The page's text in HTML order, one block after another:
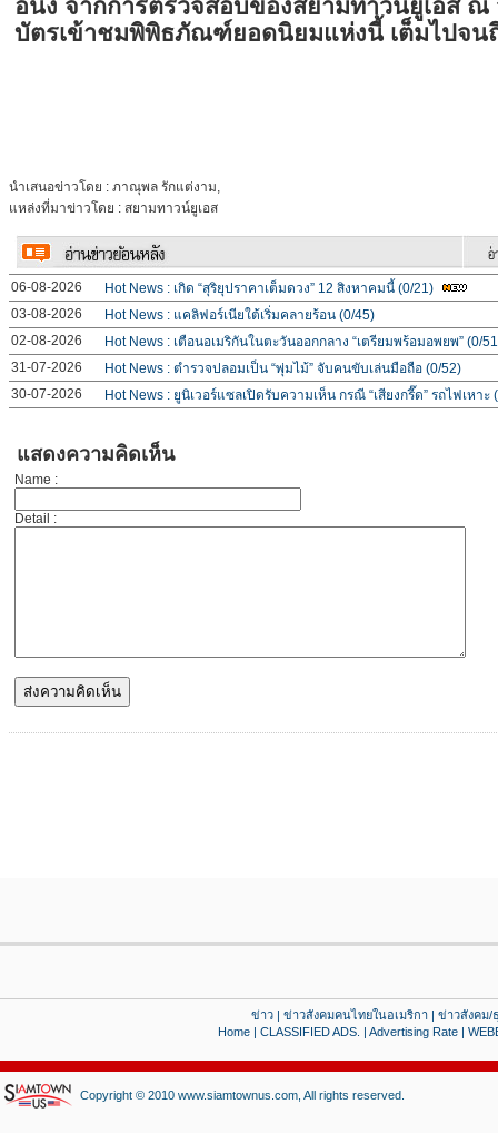
อนึ่ง จากการตรวจสอบของสยามทาวน์ยูเอส
บัตรเข้าชมพิพิธภัณฑ์ยอดนิยมแห่งนี้ เต็มไปจน
นำเสนอข่าวโดย : ภาณุพล รักแต่งาม,
แหล่งที่มาข่าวโดย : สยามทาวน์ยูเอส
06-08-2026
Hot News : เกิด “สุริยุปราคาเต็มดวง” 12 สิงหาคมนี้ (0/21)
03-08-2026
Hot News : แคลิฟอร์เนียใต้เริ่มคลายร้อน (0/45)
02-08-2026
Hot News : เตือนอเมริกันในตะวันออกกลาง “เตรียมพร้อมอพยพ” (0/
31-07-2026
Hot News : ตำรวจปลอมเป็น “พุ่มไม้” จับคนขับเล่นมือถือ (0/52)
30-07-2026
Hot News : ยูนิเวอร์แซลเปิดรับความเห็น กรณี “เสียงกรี๊ด” รถไฟเหาะ
แสดงความคิดเห็น
Name :
Detail :
ข่าว| ข่าวสังคมคนไทยในอเมริกา| ข่าวสังคม/
Home| CLASSIFIED ADS. | Advertising Rate|
Copyright © 2010 www.siamtownus.com, All rights reserved.